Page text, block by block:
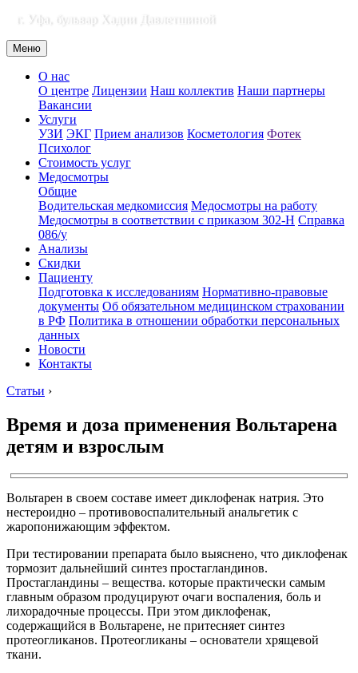
г. Уфа, бульвар Хадии Давлетшиной
Меню
О нас
О центре Лицензии Наш коллектив Наши партнеры
Вакансии
Услуги
УЗИ ЭКГ Прием анализов Косметология Фотек
Психолог
Стоимость услуг
Медосмотры
Общие
Водительская медкомиссия Медосмотры на работу
Медосмотры в соответствии с приказом 302-Н Справка
086/у
Анализы
Скидки
Пациенту
Подготовка к исследованиям Нормативно-правовые
документы Об обязательном медицинском страховании
в РФ Политика в отношении обработки персональных
данных
Новости
Контакты
Статьи ›
Время и доза применения Вольтарена
детям и взрослым
Вольтарен в своем составе имеет диклофенак натрия. Это
нестероидно – противовоспалительный анальгетик с
жаропонижающим эффектом.
При тестировании препарата было выяснено, что диклофенак
тормозит дальнейший синтез простагландинов.
Простагландины – вещества. которые практически самым
главным образом продуцируют очаги воспаления, боль и
лихорадочные процессы. При этом диклофенак,
содержащийся в Вольтарене, не притесняет синтез
протеогликанов. Протеогликаны – основатели хрящевой
ткани.